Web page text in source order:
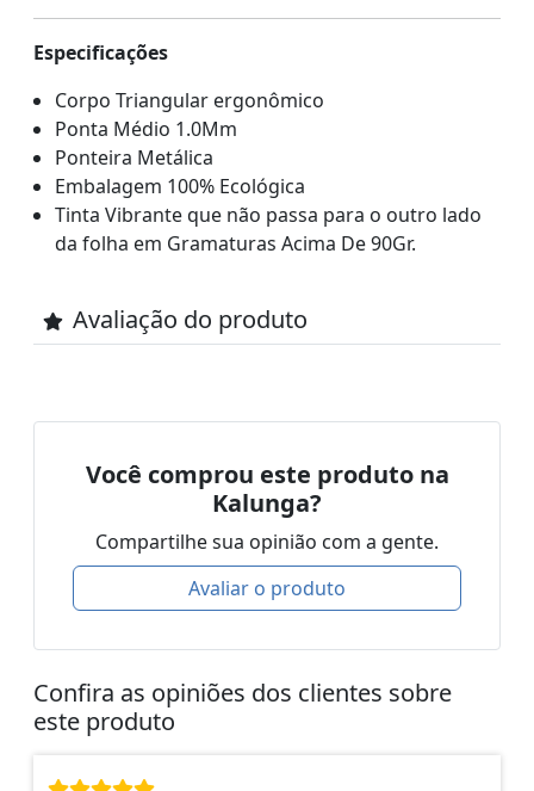
Especificações
Corpo Triangular ergonômico
Ponta Médio 1.0Mm
Ponteira Metálica
Embalagem 100% Ecológica
Tinta Vibrante que não passa para o outro lado
da folha em Gramaturas Acima De 90Gr.
Avaliação do produto
Você comprou este produto na
Kalunga?
Compartilhe sua opinião com a gente.
Avaliar o produto
Confira as opiniões dos clientes sobre
este produto